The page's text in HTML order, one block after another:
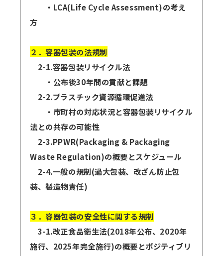
・LCA(Life Cycle Assessment)の考え
方
２．容器包装の法規制
2-1.容器包装リサイクル法
・公布後30年間の貢献と課題
2-2.プラスチック資源循環促進法
・市町村の対応状況と容器包装リサイクル
法との共存の可能性
2-3.PPWR(Packaging & Packaging
Waste Regulation)の概要とスケジュール
2-4.一般の規制(過大包装、改ざん防止包
装、製造物責任)
３．容器包装の安全性に関する規制
3-1.改正食品衛生法(2018年公布、2020年
施行、2025年完全施行)の概要とポジティブリ